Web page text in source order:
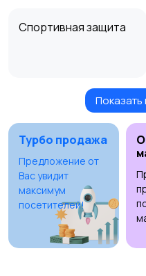
Спортивная защита
скейтбординг
Бильярд и боулинг
Показать
Турбо продажа
Предложение от
Вас увидит
максимум
посетителей!